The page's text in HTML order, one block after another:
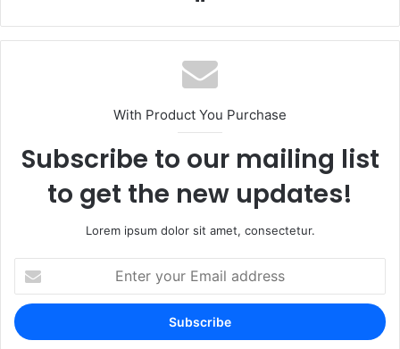
With Product You Purchase
Subscribe to our mailing list
to get the new updates!
Lorem ipsum dolor sit amet, consectetur.